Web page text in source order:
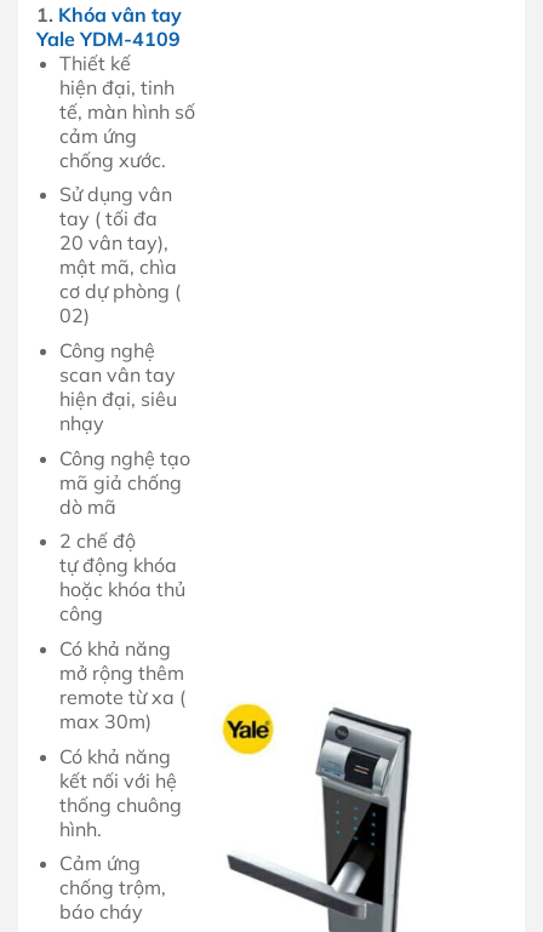
1. Khóa vân tay
Yale YDM-4109
Thiết kế
hiện đại, tinh
tế, màn hình số
cảm ứng
chống xước.
Sử dụng vân
tay ( tối đa
20 vân tay),
mật mã, chìa
cơ dự phòng (
02)
Công nghệ
scan vân tay
hiện đại, siêu
nhạy
Công nghệ tạo
mã giả chống
dò mã
2 chế độ
tự động khóa
hoặc khóa thủ
công
Có khả năng
mở rộng thêm
remote từ xa (
max 30m)
Có khả năng
kết nối với hệ
thống chuông
hình.
Cảm ứng
chống trộm,
báo cháy